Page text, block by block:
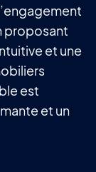
proposant
et une
est
et un